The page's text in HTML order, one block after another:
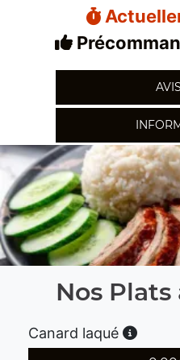
Nos Plats
Canard laqué